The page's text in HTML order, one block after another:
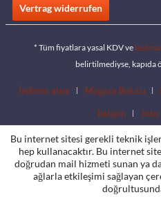
Vertrag widerrufen
* Tüm fiyatlara yasal KDV ve
belirtilmediyse,
İndirme alanı Mağaza Bulucu
İletişim Jobs
Bu internet sitesi gerekli teknik
hep kullanacaktır. Bu internet
doğrudan mail hizmeti sunan ya
ağlarla etkileşimi sağlayan